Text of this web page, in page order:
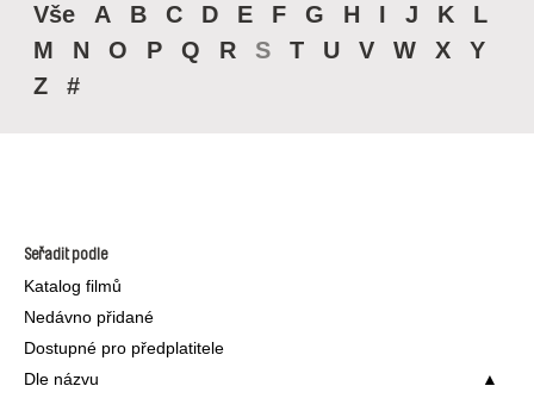
Vše A B C D E F G H I J K
L
M
N O P Q R S T U V W X
Y
Z
#
Seřadit podle
Katalog filmů
Nedávno přidané
Dostupné pro předplatitele
Dle názvu